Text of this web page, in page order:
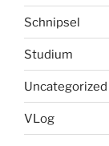
Schnipsel
Studium
Uncategorized
VLog